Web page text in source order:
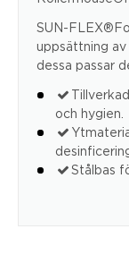
SUN-
uppsättning
dessa passar
och hygien.
Stålbas